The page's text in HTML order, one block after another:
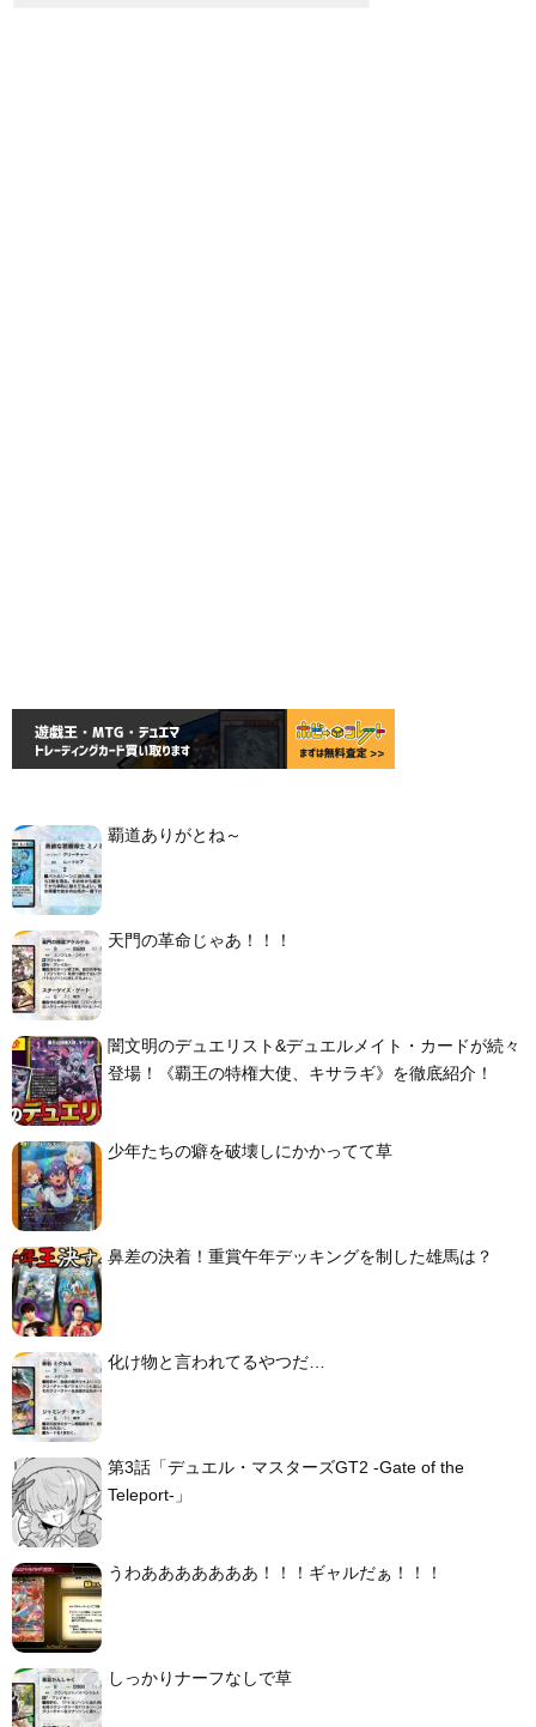
覇道ありがとね～
天門の革命じゃあ！！！
闇文明のデュエリスト&デュエルメイト・カードが続々
登場！《覇王の特権大使、キサラギ》を徹底紹介！
少年たちの癖を破壊しにかかってて草
鼻差の決着！重賞午年デッキングを制した雄馬は？
化け物と言われてるやつだ…
第3話「デュエル・マスターズGT2 -Gate of the
Teleport-」
うわあああああああ！！！ギャルだぁ！！！
しっかりナーフなしで草